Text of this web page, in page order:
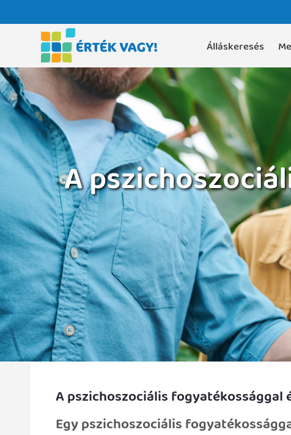
Álláskeresés
A
A pszichoszociális
Egy pszichoszociális